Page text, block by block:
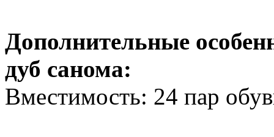
Дополнительные
дуб санома:
Вместимость: 24 пар